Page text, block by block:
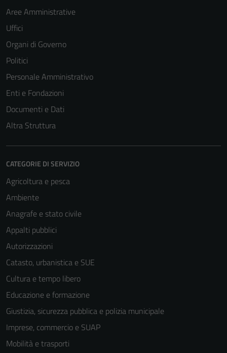
Aree Amministrative
Uffici
Organi di Governo
Politici
Personale Amministrativo
Enti e Fondazioni
Documenti e Dati
Altra Struttura
CATEGORIE DI SERVIZIO
Agricoltura e pesca
Ambiente
Anagrafe e stato civile
Appalti pubblici
Autorizzazioni
Catasto, urbanistica e SUE
Cultura e tempo libero
Educazione e formazione
Giustizia, sicurezza pubblica e polizia municipale
Imprese, commercio e SUAP
Mobilità e trasporti
del sito e non